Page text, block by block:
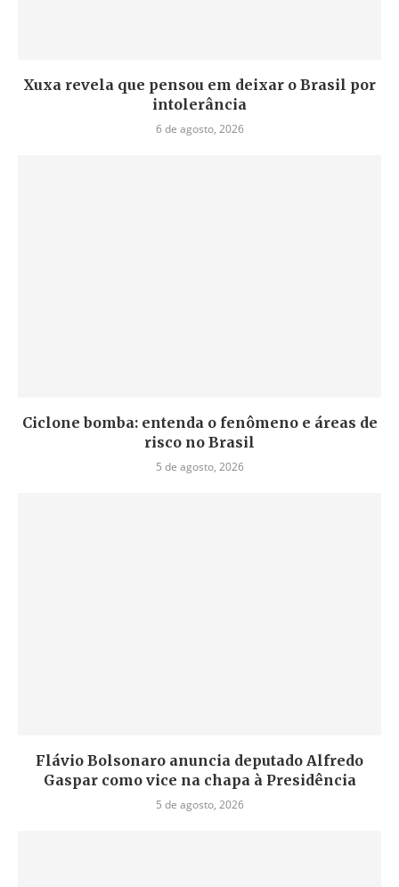
Xuxa revela que pensou em deixar o Brasil por
intolerância
6 de agosto, 2026
Ciclone bomba: entenda o fenômeno e áreas de
risco no Brasil
5 de agosto, 2026
Flávio Bolsonaro anuncia deputado Alfredo
Gaspar como vice na chapa à Presidência
5 de agosto, 2026